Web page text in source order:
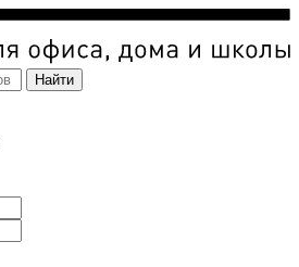
Найти